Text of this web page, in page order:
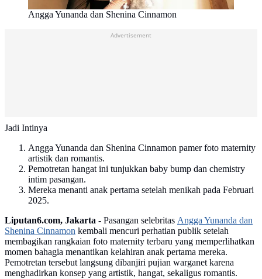
Angga Yunanda dan Shenina Cinnamon
Advertisement
Jadi Intinya
Angga Yunanda dan Shenina Cinnamon pamer foto maternity
artistik dan romantis.
Pemotretan hangat ini tunjukkan baby bump dan chemistry
intim pasangan.
Mereka menanti anak pertama setelah menikah pada Februari
2025.
Liputan6.com, Jakarta - Pasangan selebritas Angga Yunanda dan
Shenina Cinnamon kembali mencuri perhatian publik setelah
membagikan rangkaian foto maternity terbaru yang memperlihatkan
momen bahagia menantikan kelahiran anak pertama mereka.
Pemotretan tersebut langsung dibanjiri pujian warganet karena
menghadirkan konsep yang artistik, hangat, sekaligus romantis.